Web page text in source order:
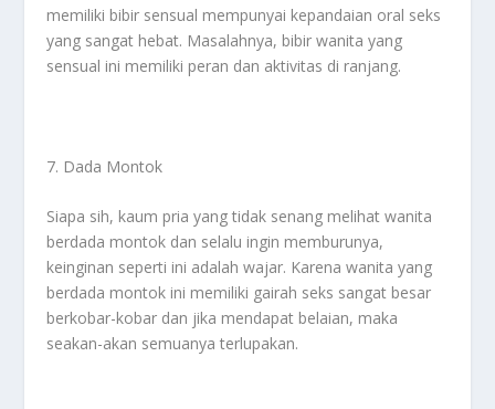
memiliki bibir sensual mempunyai kepandaian oral seks
yang sangat hebat. Masalahnya, bibir wanita yang
sensual ini memiliki peran dan aktivitas di ranjang.
7. Dada Montok
Siapa sih, kaum pria yang tidak senang melihat wanita
berdada montok dan selalu ingin memburunya,
keinginan seperti ini adalah wajar. Karena wanita yang
berdada montok ini memiliki gairah seks sangat besar
berkobar-kobar dan jika mendapat belaian, maka
seakan-akan semuanya terlupakan.